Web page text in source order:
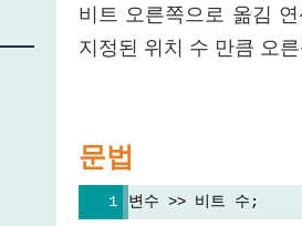
비트 오른쪽으로 옮김
지정된 위치 수 만큼 오
문법
변수 >> 비트 수;